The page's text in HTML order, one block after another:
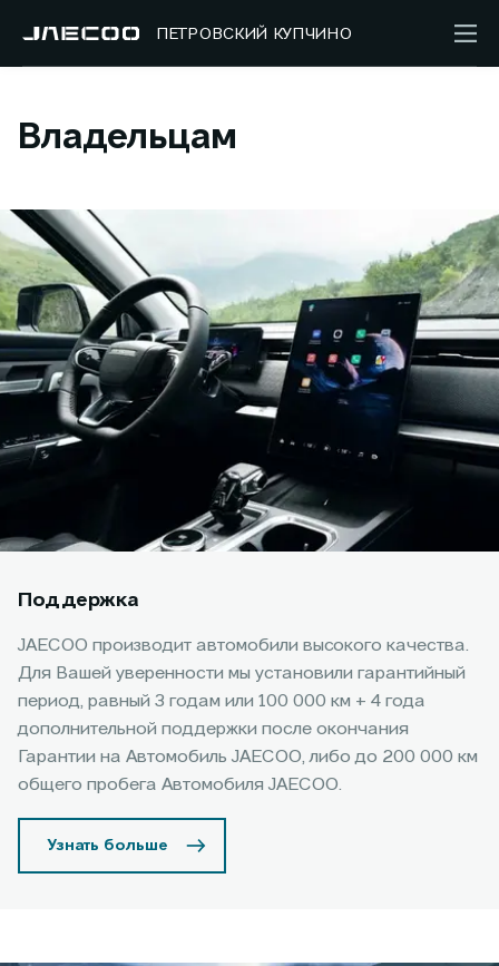
ПЕТРОВСКИЙ КУПЧИНО
Владельцам
Поддержка
JAECOO производит автомобили высокого качества.
Для Вашей уверенности мы установили гарантийный
период, равный 3 годам или 100 000 км + 4 года
дополнительной поддержки после окончания
Гарантии на Автомобиль JAECOO, либо до 200 000 км
общего пробега Автомобиля JAECOO.
Узнать больше